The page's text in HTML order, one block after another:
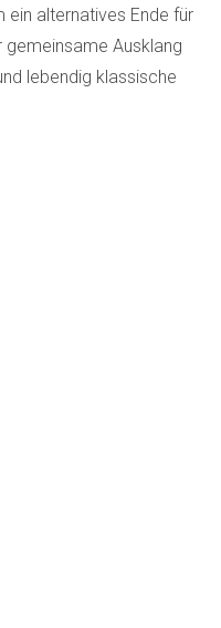
ein alternatives Ende für
gemeinsame Ausklang
lebendig klassische